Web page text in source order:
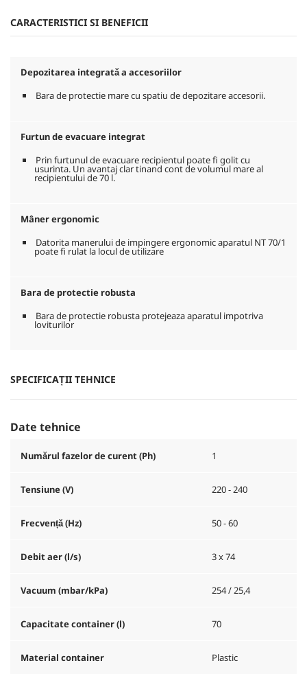
CARACTERISTICI SI BENEFICII
Depozitarea integrată a accesoriilor
Bara de protectie mare cu spatiu de depozitare accesorii.
Furtun de evacuare integrat
Prin furtunul de evacuare recipientul poate fi golit cu
usurinta. Un avantaj clar tinand cont de volumul mare al
recipientului de 70 l.
Mâner ergonomic
Datorita manerului de impingere ergonomic aparatul NT 70/1
poate fi rulat la locul de utilizare
Bara de protectie robusta
Bara de protectie robusta protejeaza aparatul impotriva
loviturilor
SPECIFICAȚII TEHNICE
Date tehnice
Numărul fazelor de curent (Ph) 1
Tensiune (V) 220 - 240
Frecvență (Hz) 50 - 60
Debit aer (l/s) 3 x 74
Vacuum (mbar/kPa) 254 / 25,4
Capacitate container (l) 70
Material container Plastic